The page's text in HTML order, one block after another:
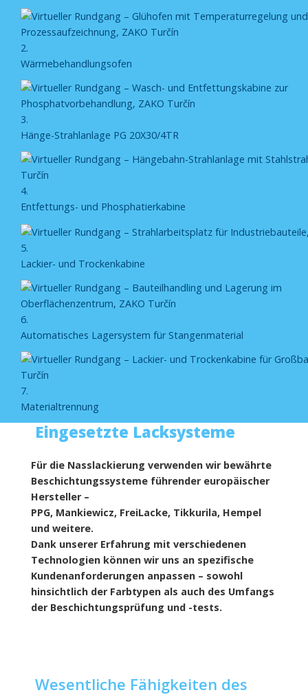
2.
Wärmebehandlungsofen
3.
Hänge-Strahlanlage PG 20X30/4TR
4.
Entfettungs- und Phosphatierkabine
5.
Lackier- und Trockenkabine
6.
Automatisches Lagersystem für Stangenmaterial
7.
Materialtrennung
Eingesetzte Lacksysteme
Für die Nasslackierung verwenden wir bewährte
Beschichtungssysteme führender europäischer
Hersteller –
PPG, Mankiewicz, FreiLacke, Tikkurila, Hempel
und weitere.
Dank unserer Erfahrung mit verschiedenen
Technologien können wir uns an spezifische
Kundenanforderungen anpassen – sowohl
hinsichtlich der Farbtypen als auch des Umfangs
der Beschichtungsprüfung und -tests.
Wesentliche Fähigkeiten des